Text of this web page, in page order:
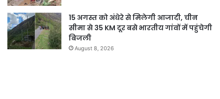
15 अगस्त को अंधेरे से मिलेगी आजादी, चीन
सीमा से 35 KM दूर बसे भारतीय गांवों में पहुंचेगी
बिजली
August 8, 2026